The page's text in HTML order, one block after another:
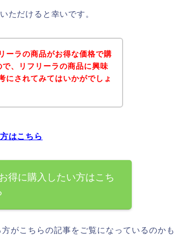
ただけると幸いです。
ーラの商品がお得な価格で購
、リフリーラの商品に興味
にされてみてはいかがでしょ
はこちら
得に購入したい方はこち
がこちらの記事をご覧になっているのかも